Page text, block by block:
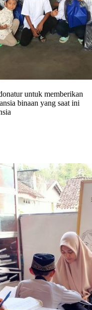
untuk memberikan
binaan yang saat ini